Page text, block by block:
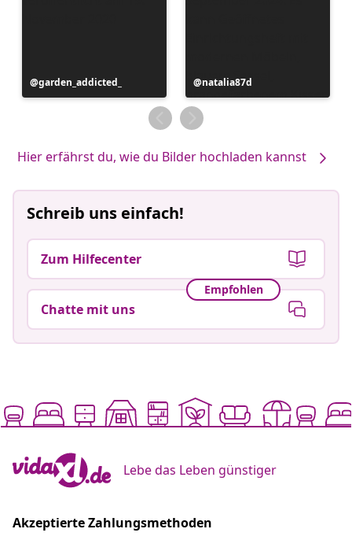
Beitrag
veröffentlicht
garden_addicted_
Beitrag
veröffentlicht
von
natalia87d
Hier erfährst du, wie du Bilder hochladen kannst
Schreib uns einfach!
Zum Hilfecenter
Empfohlen
Chatte mit uns
Lebe das Leben günstiger
Akzeptierte Zahlungsmethoden